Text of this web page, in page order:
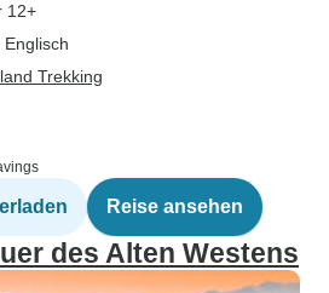
12+
Englisch
Trekking
Reise ansehen
des Alten Westens